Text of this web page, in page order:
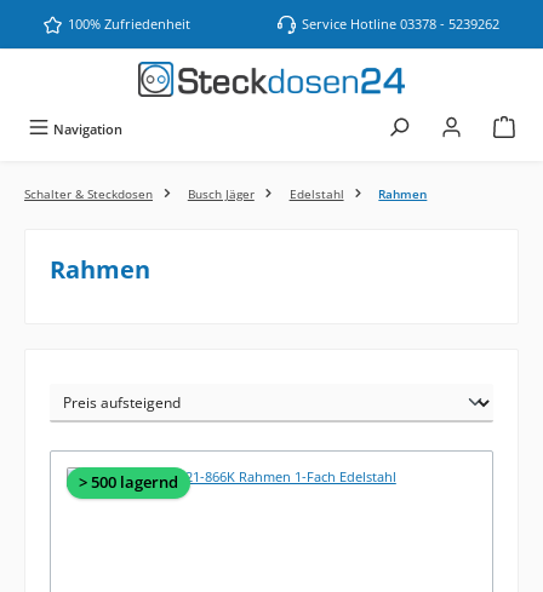
Zum Hauptinhalt springen
100% Zufriedenheit Service Hotline 03378 - 5239262
Navigation
Schalter & Steckdosen Busch Jäger Edelstahl Rahmen
Rahmen
> 500 lagernd